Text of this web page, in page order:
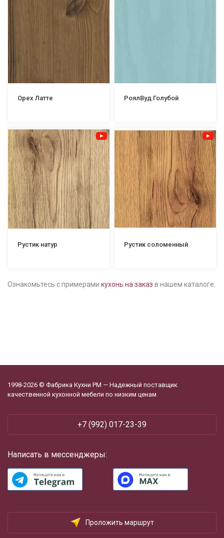
Орех Латте РоялВуд Голубой
Рустик натур Рустик соломенный
Ознакомьтесь с примерами кухонь на заказ в нашем каталоге.
1998-2026 © Фабрика Кухни РМ — Надежный поставщик
качественной кухонной мебели по низким ценам
+7 (992) 017-23-39
Написать в мессенджеры:
Проложить маршрут